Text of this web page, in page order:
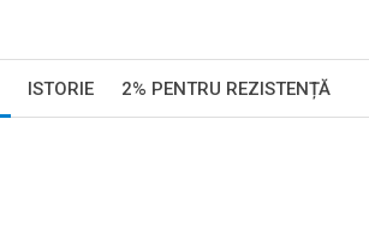
ISTORIE 2% PENTRU REZISTENȚĂ